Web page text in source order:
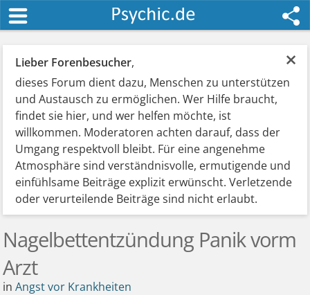
×
Lieber Forenbesucher,
dieses Forum dient dazu, Menschen zu unterstützen
und Austausch zu ermöglichen. Wer Hilfe braucht,
findet sie hier, und wer helfen möchte, ist
willkommen. Moderatoren achten darauf, dass der
Umgang respektvoll bleibt. Für eine angenehme
Atmosphäre sind verständnisvolle, ermutigende und
einfühlsame Beiträge explizit erwünscht. Verletzende
oder verurteilende Beiträge sind nicht erlaubt.
Nagelbettentzündung Panik vorm
Arzt
inAngst vor Krankheiten